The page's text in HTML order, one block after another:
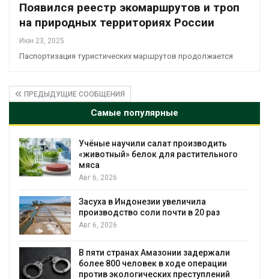
Появился реестр экомаршрутов и троп
на природных территориях России
Июн 23, 2025
Паспортизация туристических маршрутов продолжается
ПРЕДЫДУЩИЕ СООБЩЕНИЯ
Самые популярные
Учёные научили салат производить
«животный» белок для растительного
мяса
Авг 6, 2026
Засуха в Индонезии увеличила
производство соли почти в 20 раз
Авг 6, 2026
В пяти странах Амазонии задержали
более 800 человек в ходе операции
против экологических преступлений